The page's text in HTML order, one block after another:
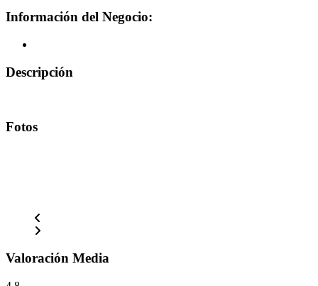
Información del Negocio:
Descripción
Fotos
Valoración Media